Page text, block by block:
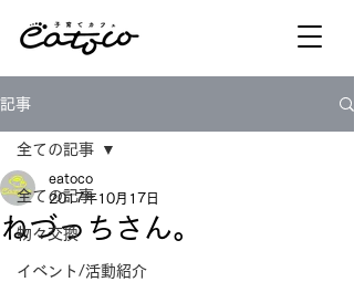
記事
全ての記事
物々交換
イベント/活動紹介
全ての記事
ねづっちさん。
eatoco
2017年10月17日